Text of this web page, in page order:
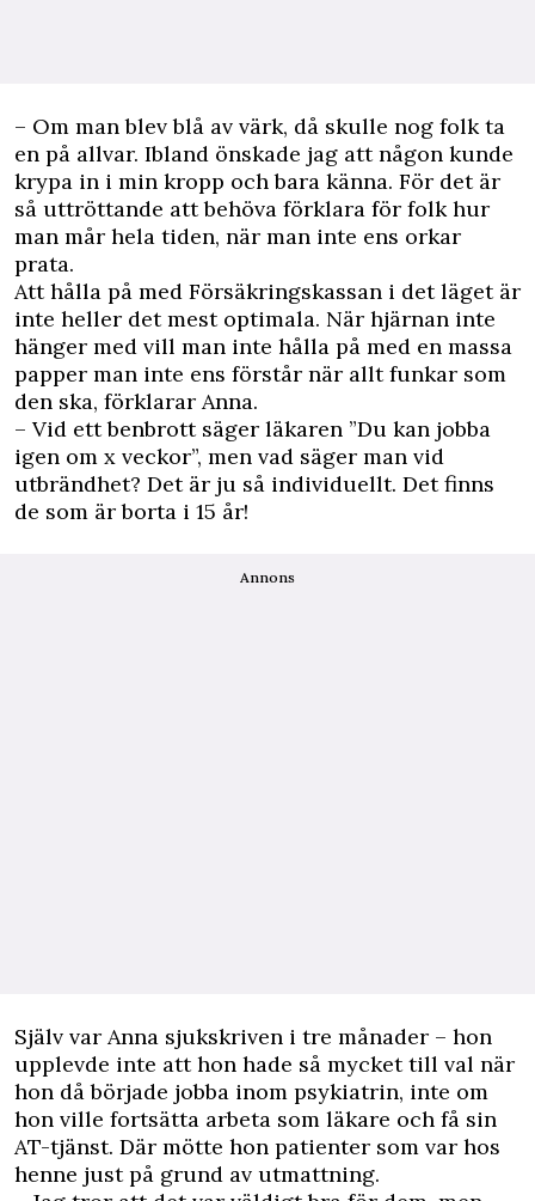
– Om man blev blå av värk, då skulle nog folk ta
en på allvar. Ibland önskade jag att någon kunde
krypa in i min kropp och bara känna. För det är
så uttröttande att behöva förklara för folk hur
man mår hela tiden, när man inte ens orkar
prata.
Att hålla på med Försäkringskassan i det läget är
inte heller det mest optimala. När hjärnan inte
hänger med vill man inte hålla på med en massa
papper man inte ens förstår när allt funkar som
den ska, förklarar Anna.
– Vid ett benbrott säger läkaren ”Du kan jobba
igen om x veckor”, men vad säger man vid
utbrändhet? Det är ju så individuellt. Det finns
de som är borta i 15 år!
Annons
Själv var Anna sjukskriven i tre månader – hon
upplevde inte att hon hade så mycket till val när
hon då började jobba inom psykiatrin, inte om
hon ville fortsätta arbeta som läkare och få sin
AT-tjänst. Där mötte hon patienter som var hos
henne just på grund av utmattning.